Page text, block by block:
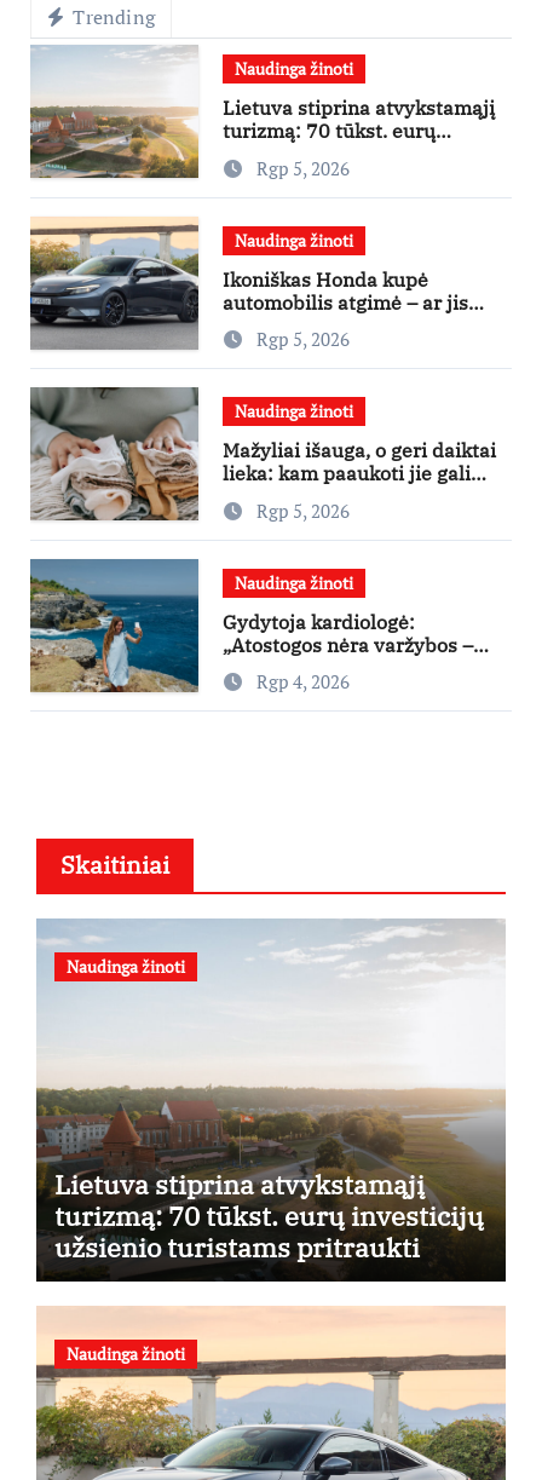
Trending
Naudinga žinoti
Lietuva stiprina atvykstamąjį
turizmą: 70 tūkst. eurų
investicijų užsienio turistams
pritraukti
Rgp 5, 2026
Naudinga žinoti
Ikoniškas Honda kupė
automobilis atgimė – ar jis
pateisins pirkėjų lūkesčius?
Rgp 5, 2026
Naudinga žinoti
Mažyliai išauga, o geri daiktai
lieka: kam paaukoti jie gali
būti aukso vertės?
Rgp 5, 2026
Naudinga žinoti
Gydytoja kardiologė:
„Atostogos nėra varžybos –
nereikia stengtis per vieną
dieną pamatyti visų lankytinų
vietų“
Rgp 4, 2026
Skaitiniai
Naudinga žinoti
Lietuva stiprina atvykstamąjį
turizmą: 70 tūkst. eurų investicijų
užsienio turistams pritraukti
Naudinga žinoti